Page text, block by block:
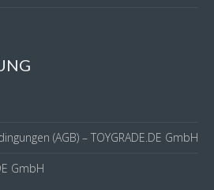
(AGB) – TOYGRADE.DE GmbH
GmbH